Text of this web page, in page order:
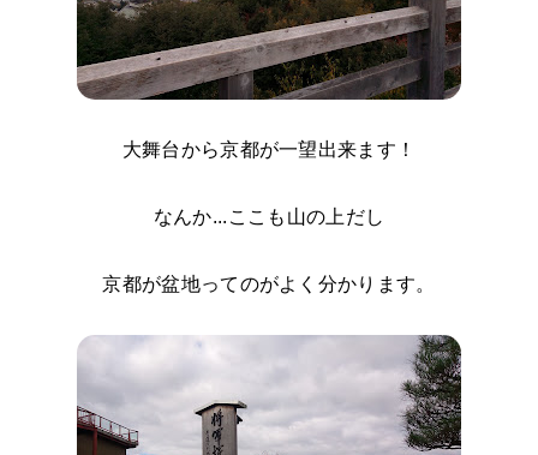
大舞台から京都が一望出来ます！
なんか...ここも山の上だし
京都が盆地ってのがよく分かります。